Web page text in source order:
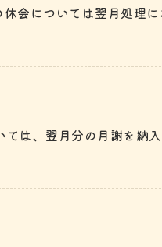
会については翌月処理
は、翌月分の月謝を納